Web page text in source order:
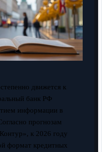
движется к
банк РФ
информации в
прогнозам
к 2026 году
формат кредитных